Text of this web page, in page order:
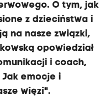
O tym, jak
z dzieciństwa i
na nasze związki,
opowiedział
i coach,
emocje i
więzi".